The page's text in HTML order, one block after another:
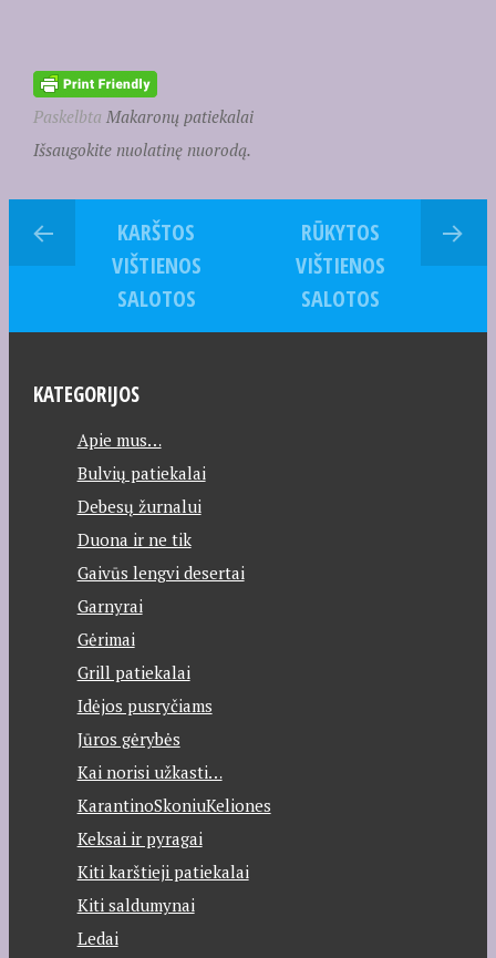
Paskelbta Makaronų patiekalai
Išsaugokite nuolatinę nuorodą.
KARŠTOS
VIŠTIENOS
SALOTOS
RŪKYTOS
VIŠTIENOS
SALOTOS
KATEGORIJOS
Apie mus…
Bulvių patiekalai
Debesų žurnalui
Duona ir ne tik
Gaivūs lengvi desertai
Garnyrai
Gėrimai
Grill patiekalai
Idėjos pusryčiams
Jūros gėrybės
Kai norisi užkasti…
KarantinoSkoniuKeliones
Keksai ir pyragai
Kiti karštieji patiekalai
Kiti saldumynai
Ledai